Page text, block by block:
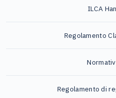
ILCA
Regolamento
Regolamento di